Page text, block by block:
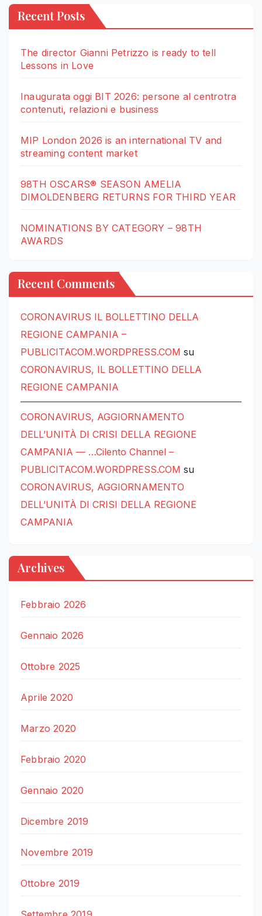
Recent Posts
The director Gianni Petrizzo is ready to tell
Lessons in Love
Inaugurata oggi BIT 2026: persone al centrotra
contenuti, relazioni e business
MIP London 2026 is an international TV and
streaming content market
98TH OSCARS® SEASON AMELIA
DIMOLDENBERG RETURNS FOR THIRD YEAR
NOMINATIONS BY CATEGORY – 98TH
AWARDS
Recent Comments
CORONAVIRUS IL BOLLETTINO DELLA
REGIONE CAMPANIA –
PUBLICITACOM.WORDPRESS.COM su
CORONAVIRUS, IL BOLLETTINO DELLA
REGIONE CAMPANIA
CORONAVIRUS, AGGIORNAMENTO
DELL’UNITÀ DI CRISI DELLA REGIONE
CAMPANIA — …Cilento Channel –
PUBLICITACOM.WORDPRESS.COM su
CORONAVIRUS, AGGIORNAMENTO
DELL’UNITÀ DI CRISI DELLA REGIONE
CAMPANIA
Archives
Febbraio 2026
Gennaio 2026
Ottobre 2025
Aprile 2020
Marzo 2020
Febbraio 2020
Gennaio 2020
Dicembre 2019
Novembre 2019
Ottobre 2019